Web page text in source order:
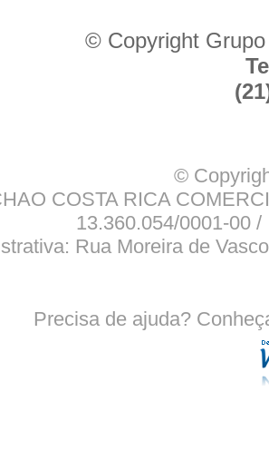
© Copyright
©
COSTA RICA
13.360.054/0001-00
Rua Moreira de
Precisa de ajuda?